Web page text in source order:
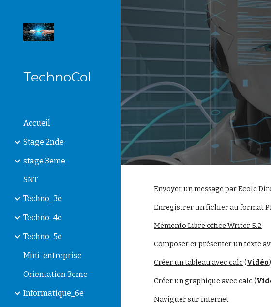
Skip to main
TechnoCol
Accueil
Stage 2nde
stage 3eme
SNT
Techno_3e
Techno_4e
Techno_5e
Mini-entreprise
Orientation 3eme
Informatique_6e
Envoyer un message par Ecole
Enregistrer un fichier au format
Mémento Libre office Writer 5.2
Composer et présenter un texte
Créer un tableau avec calc (Vidéo)
Créer un graphique avec calc (
Naviguer sur internet